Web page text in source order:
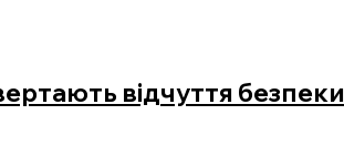
відчуття безпеки